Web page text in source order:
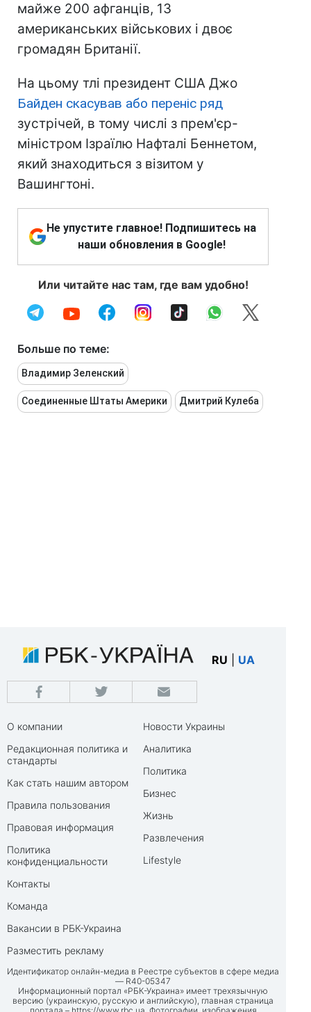
майже 200 афганців, 13
американських військових і двоє
громадян Британії.
На цьому тлі президент США Джо
Байден скасував або переніс ряд
зустрічей, в тому числі з прем'єр-
міністром Ізраїлю Нафталі Беннетом,
який знаходиться з візитом у
Вашингтоні.
Не упустите главное! Подпишитесь на
наши обновления в Google!
Или читайте нас там, где вам удобно!
Больше по теме:
Владимир Зеленский
Соединенные Штаты Америки Дмитрий Кулеба
RU UA
О компании
Редакционная политика и
стандарты
Как стать нашим автором
Правила пользования
Правовая информация
Политика
конфиденциальности
Контакты
Команда
Вакансии в РБК-Украина
Разместить рекламу
Новости Украины
Аналитика
Политика
Бизнес
Жизнь
Развлечения
Lifestyle
Идентификатор онлайн-медиа в Реестре субъектов в сфере медиа
— R40-05347
Информационный портал «РБК-Украина» имеет трехязычную
версию (украинскую, русскую и английскую), главная страница